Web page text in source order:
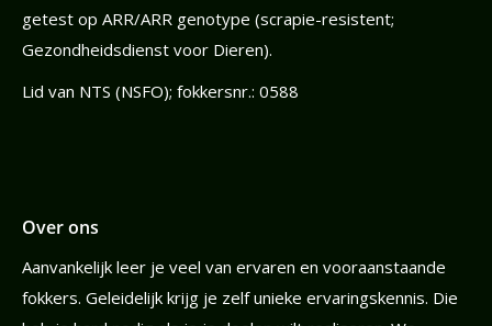
getest op ARR/ARR genotype (scrapie-resistent;
Gezondheidsdienst voor Dieren).
Lid van NTS (NSFO); fokkersnr.: 0588
Over ons
Aanvankelijk leer je veel van ervaren en vooraanstaande
fokkers. Geleidelijk krijg je zelf unieke ervaringskennis. Die